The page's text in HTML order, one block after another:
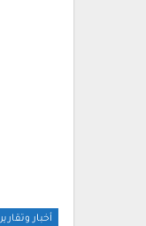
أخبار وتقارير